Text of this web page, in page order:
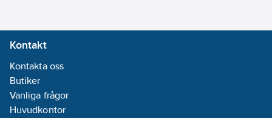
Kontakt
Kontakta oss
Butiker
Vanliga frågor
Huvudkontor